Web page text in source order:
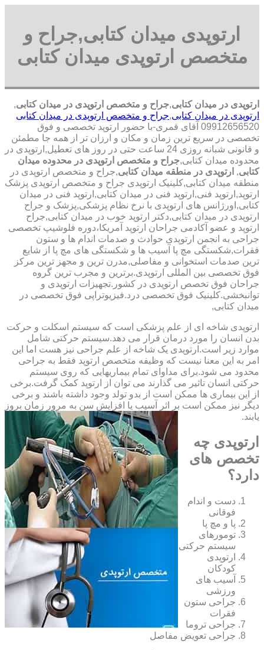
ارتوپدی میدان کتابی,جراح و
متخصص ارتوپدی میدان کتابی
ارتوپدی در میدان کتابی,جراح و متخصص ارتوپدی در میدان کتابی,
ارتوپدی در میدان کتابی,جراح و متخصص ارتوپدی در میدان کتابی
09912656520 آقای قمری-با حضور ارتوپد تخصصی و فوق
تخصصی در سریع ترین زمان و مکان و ارزان تر از همه جا مطمئن
و قانونی شبانه روزی 24 ساعت حتی در روز های تعطیل,ارتوپدی در
محدوده میدان کتابی,جراح و متخصص ارتوپدی در محدوده میدان
کتابی, ارتوپدی در منطقه میدان کتابی,جراح و متخصص ارتوپدی در
منطقه میدان کتابی,کلینیک ارتوپدی جراح و متخصص ارتوپدی پزشک
ارتوپد,ارتوپد فنی,ارتوپد فنی در میدان کتابی,ارتوپد فنی در میدان
کتابی,اورژانس های ارتوپدی با نرخ نظام پزشکی,پزشک و جراح
ارتوپدی در میدان کتابی,دکتر ارتوپد خوب در میدان کتابی,جراح
ارتوپد و عضو آکادمی جراحان ارتوپد آمریکا،دوره فلوشیپ تخصصی
جراحی به انجمن ارتوپدی حوادث و صدمات اندام ها و ستون
فقرات,شکستگی مچ پا آسیب ها و شکستگی های مچ پا از شایع
ترین صدمات استخوانی و مفاصلی,مدرن ترین و مجهز ترین مرکز
فوق تخصصی بین المللی ارتوپدی.برترین ‏و ‏مجرب ‏ترین ‏گروه
‏جراحان ‏فوق ‏تخصص ‏ارتوپدی ‏در ‏کشور.تجهیزات ارتوپدی و
توانبخشی.کلینیک فوق تخصصی درد.فیزیوتراپی فوق تخصصی در
میدان کتابی,
ارتوپدی شاخه ای از علم پزشکی است که سیستم اسکلت و حرکت
بدن انسان را مورد درمان قرار می دهد.سیستم حرکتی شامل
موارد زیر است.ارتوپدی یک شاخه از علم جراحی نیز هست اما این
امر به این معنا نیست که وظیفه متخصص ارتوپد فقط به جراحی
محدود می شود.برای مداوای تمام بیماریهایی که روی سیستم
حرکتی انسان تاثیر می گذارند می توان از ارتوپد کمک گرفت.برخی
از این بیماری ها ممکن است از بدو تولد وجود داشته باشند و برخی
دیگر نیز ممکن است بر اثر آسیب یا افزایش سن به مرور زمان بروز
یابند.
ارتوپدی چه
تخصص های
دارد؟
دست و اندام
فوقانی
پا و مچ پا
تومورهای
سیستم حرکتی
ارتوپدی
کودکان
آسیب های
ورزشی
جراحی ستون
فقرات
جراحی تروما
جراحی تعویض مفاصل